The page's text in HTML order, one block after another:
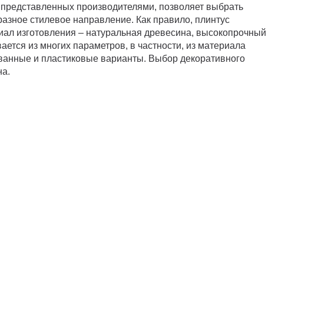
производителями, позволяет выбрать
стилевое направление. Как правило, плинтус
изготовления – натуральная древесина, высокопрочный
из многих параметров, в частности, из материала
и пластиковые варианты. Выбор декоративного